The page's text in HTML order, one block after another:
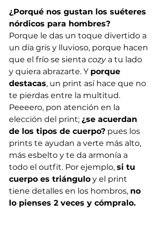
¿Porqué nos gustan los suéteres
nórdicos para hombres?
Porque le das un toque divertido a
un día gris y lluvioso, porque hacen
que el frío se sienta cozy a tu lado
y quiera abrazarte. Y porque
destacas, un print así hace que no
te pierdas entre la multitud.
Peeeero, pon atención en la
elección del print; ¿se acuerdan
de los tipos de cuerpo? pues los
prints te ayudan a verte más alto,
más esbelto y te da armonía a
todo el outfit. Por ejemplo, si tu
cuerpo es triángulo y el print
tiene detalles en los hombros, no
lo pienses 2 veces y cómpralo.